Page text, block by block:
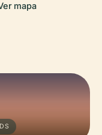
mapa